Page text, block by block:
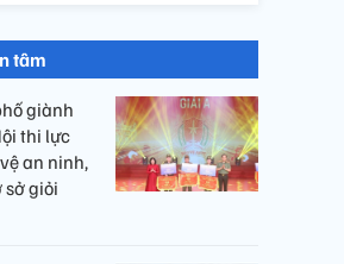
tâm
giành
thi lực
an ninh,
giỏi